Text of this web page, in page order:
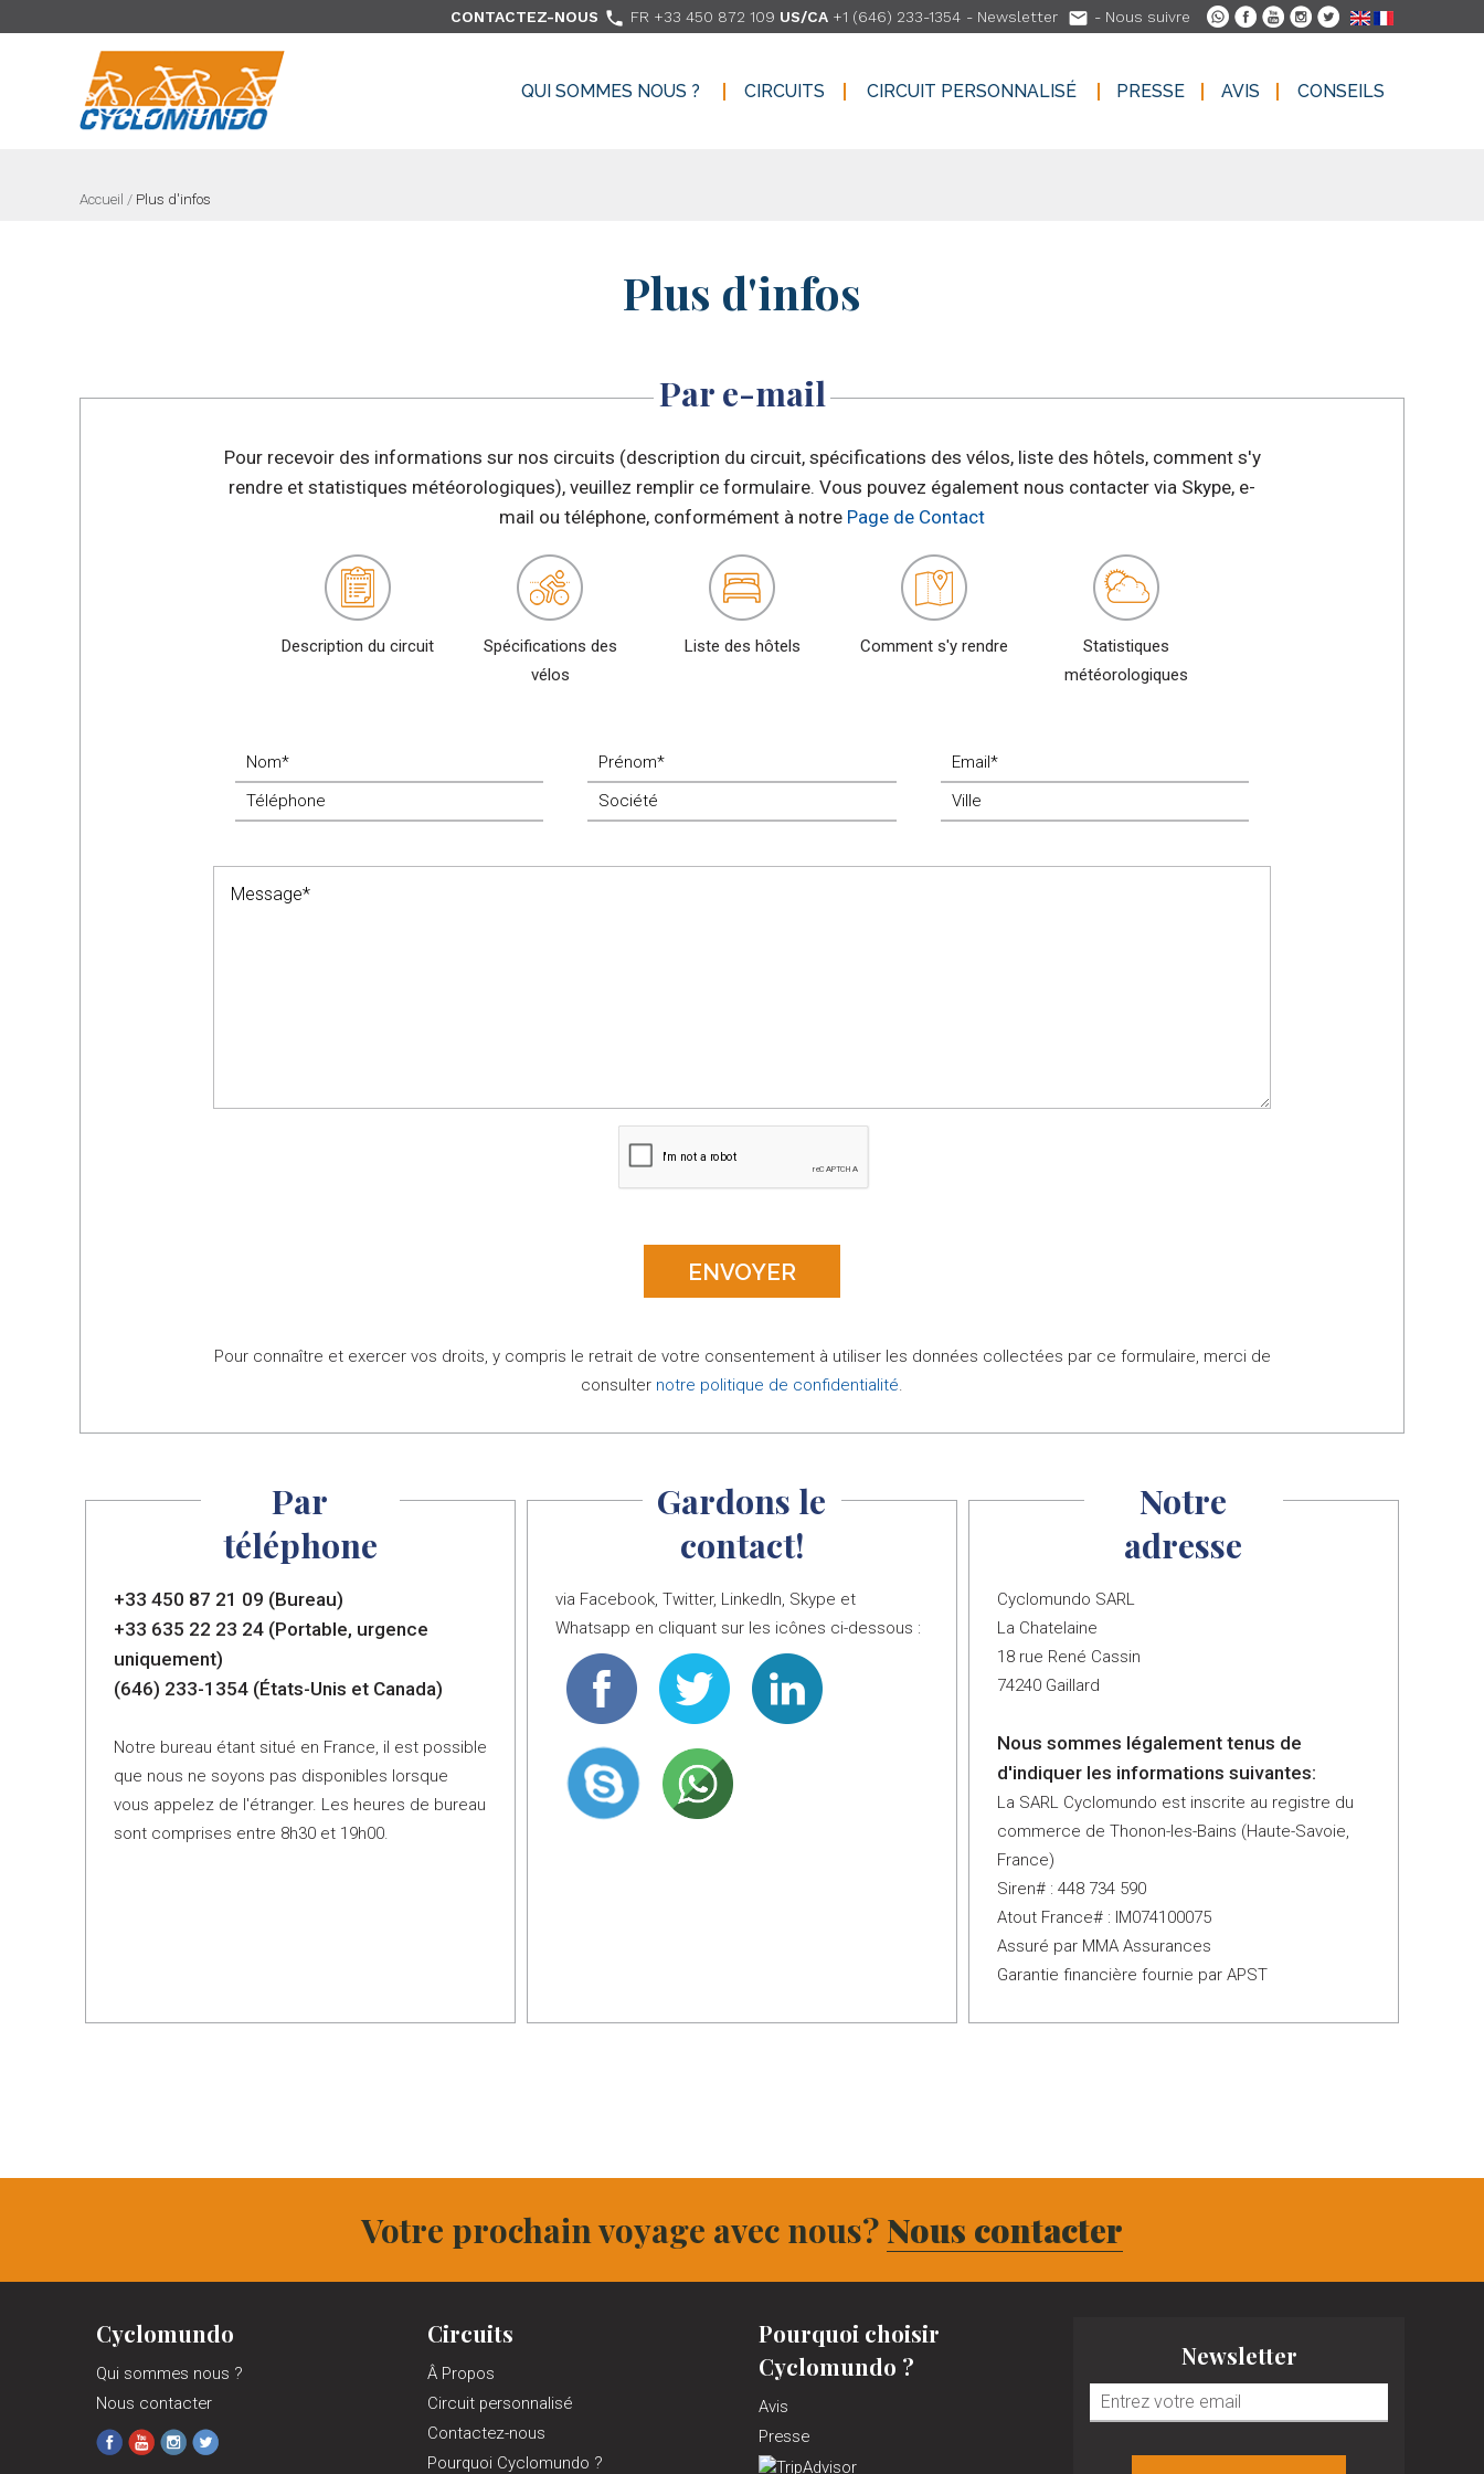
CONTACTEZ-NOUS  FR +33 450 872 109 US/CA +1 (646) 233-1354 - Newsletter  - Nous suivre
QUI SOMMES NOUS ? CIRCUITS CIRCUIT PERSONNALISÉ PRESSE AVIS CONSEILS
Accueil / Plus d'infos
Plus d'infos
Par e-mail
Pour recevoir des informations sur nos circuits (description du circuit, spécifications des vélos, liste des hôtels, comment s'y
rendre et statistiques météorologiques), veuillez remplir ce formulaire. Vous pouvez également nous contacter via Skype, e-
mail ou téléphone, conformément à notre Page de Contact
Description du circuit
Spécifications des
vélos
Liste des hôtels Comment s'y rendre
Statistiques
météorologiques
Pour connaître et exercer vos droits, y compris le retrait de votre consentement à utiliser les données collectées par ce formulaire, merci de
consulter notre politique de confidentialité.
Par
téléphone
+33 450 87 21 09 (Bureau)
+33 635 22 23 24 (Portable, urgence
uniquement)
(646) 233-1354 (États-Unis et Canada)
Notre bureau étant situé en France, il est possible
que nous ne soyons pas disponibles lorsque
vous appelez de l'étranger. Les heures de bureau
sont comprises entre 8h30 et 19h00.
Gardons le
contact!
via Facebook, Twitter, LinkedIn, Skype et
Whatsapp en cliquant sur les icônes ci-dessous :
Notre
adresse
Cyclomundo SARL
La Chatelaine
18 rue René Cassin
74240 Gaillard
Nous sommes légalement tenus de
d'indiquer les informations suivantes:
La SARL Cyclomundo est inscrite au registre du
commerce de Thonon-les-Bains (Haute-Savoie,
France)
Siren# : 448 734 590
Atout France# : IM074100075
Assuré par MMA Assurances
Garantie financière fournie par APST
Votre prochain voyage avec nous? Nous contacter
Cyclomundo
Qui sommes nous ?
Nous contacter
Circuits
Â Propos
Circuit personnalisé
Contactez-nous
Pourquoi Cyclomundo ?
Pourquoi choisir
Cyclomundo ?
Avis
Presse
Newsletter